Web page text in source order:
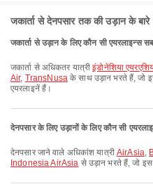
जकार्ता से देनपसार तक की उड़ान के
जकार्ता से उड़ान के लिए कौन सी एयरलाइन्स
जकार्ता से अधिकतर यात्रीइंडोनेशिया
Air, TransNusaके साथ उड़ान भरते हैं, जो
एयरलाइनें हैं।
देनपसार के लिए उड़ानों के लिए कौन सी
देनपसार जाने वाले अधिकांश यात्री AirAsia,
Indonesia AirAsia से उड़ान भरते हैं, जो